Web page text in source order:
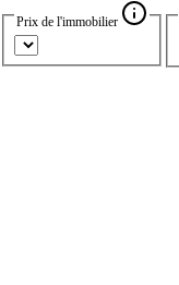
Prix de l'immobilier